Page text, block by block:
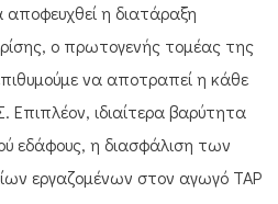
η διατάραξη
ο πρωτογενής τομέας της
να αποτραπεί η κάθε
ιδιαίτερα βαρύτητα
εδάφους, η διασφάλιση των
εργαζομένων στον αγωγό TAP